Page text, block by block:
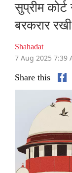
सुप्रीम कोर्ट
बरकरार रखी
Shahadat
7 Aug 2025 7:39
Share this